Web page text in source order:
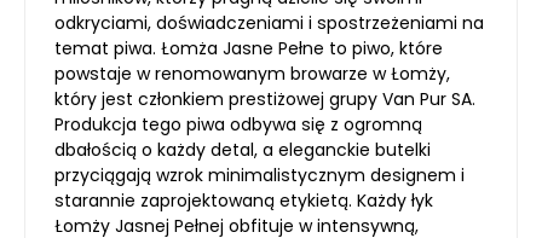
odkryciami, doświadczeniami i spostrzeżeniami na
temat piwa. Łomża Jasne Pełne to piwo, które
powstaje w renomowanym browarze w Łomży,
który jest członkiem prestiżowej grupy Van Pur SA.
Produkcja tego piwa odbywa się z ogromną
dbałością o każdy detal, a eleganckie butelki
przyciągają wzrok minimalistycznym designem i
starannie zaprojektowaną etykietą. Każdy łyk
Łomży Jasnej Pełnej obfituje w intensywną,